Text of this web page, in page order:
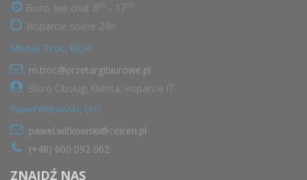
Biuro, live chat 8 - 17
Wsparcie online 24h
Michał Troc, BOK
m.troc@przetargibiurowe.pl
Biuro Obsługi Klienta, wsparcie IT.
Paweł Witkowski, CEO
pawel.witkowski@celcen.pl
(+48) 600 092 062
ZNAJDŹ NAS